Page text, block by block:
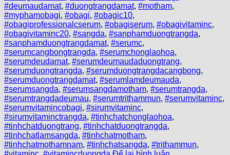
#deumaudamat, #duongtrangdamat, #motham,
#myphamobagi, #obagi, #obagic10,
#obagiprofessionalcserum, #obagiserum, #obagivitaminc,
#obagivitaminc20, #sangda, #sanphamduongtrangda,
#sanphamduongtrangdamat, #serumc,
#serumcangbongtrangda, #serumchonglaohoa,
#serumdeudamat, #serumdeumaudaduongtrang,
#serumduongtrangda, #serumduongtrangdacangbong,
#serumduongtrangdamat, #serumlamdeumauda,
#serumsangda, #serumsangdamotham, #serumtrangda,
#serumtrangdadeumau, #serumtrithammun, #serumvitaminc,
#serumvitamincobagi, #sirumvitaminc,
#sirumvitaminctrangda, #tinhchatchonglaohoa,
#tinhchatduongtrang, #tinhchatduongtrangda,
#tinhchatlamsangda, #tinhchatmotham,
#tinhchatmothamnam, #tinhchatsangda, #trithammun,